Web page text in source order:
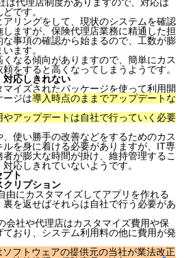
は代理店制度がありますので、対応は
です。
リングをして、現状のシステムを確認
しますが、保険代理店業務に精通した担
事項の確認から始まるので、工数が膨
ます。
なる傾向がありますので、簡単にカス
をすると高くなってしまうようです。
対応しきれない
イズされたパッケージを使って利用開
ージは導入時点のままでアップデートな
やアップデートは自社で行っていく必要
使い勝手の改善などをするためのカス
ルを身に着ける必要がありますが、IT専
が膨大な時間が掛け、維持管理するこ
応しきれていないようです。
ト
クリプション
由にカスタマイズしてアプリを作れる
を返せばそれらは自社で行う必要があ
会社や代理店はカスタマイズ費用や保
おり、システム利用料の他に費用が発
フトウェアの提供元の当社が業法改正